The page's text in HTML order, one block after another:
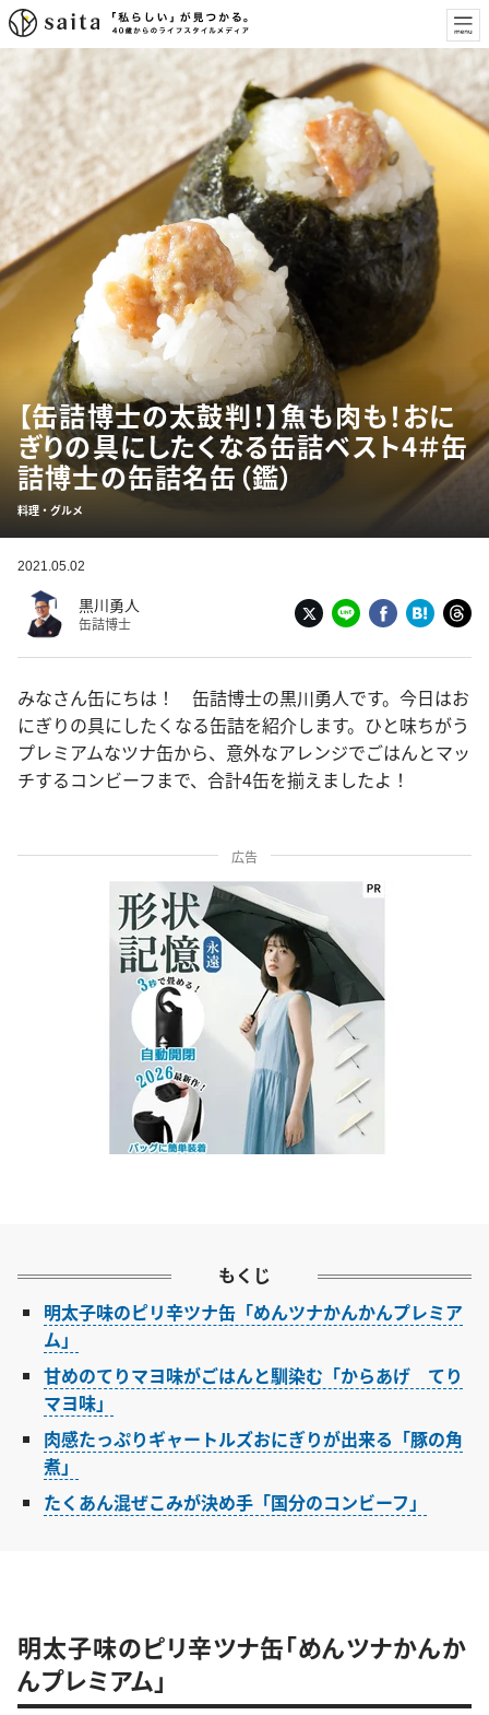
【缶詰博士の太鼓判！】魚も肉も！おに
ぎりの具にしたくなる缶詰ベスト4＃缶
詰博士の缶詰名缶（鑑）
料理・グルメ
2021.05.02
黒川勇人
缶詰博士
みなさん缶にちは！ 缶詰博士の黒川勇人です。今日はお
にぎりの具にしたくなる缶詰を紹介します。ひと味ちがう
プレミアムなツナ缶から、意外なアレンジでごはんとマッ
チするコンビーフまで、合計4缶を揃えましたよ！
広告
もくじ
明太子味のピリ辛ツナ缶「めんツナかんかんプレミア
ム」
甘めのてりマヨ味がごはんと馴染む「からあげ てり
マヨ味」
肉感たっぷりギャートルズおにぎりが出来る「豚の角
煮」
たくあん混ぜこみが決め手「国分のコンビーフ」
明太子味のピリ辛ツナ缶「めんツナかんか
んプレミアム」